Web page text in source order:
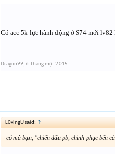
Có acc 5k lực hành động ở S74 mới
Dragon99, 6 Tháng một 2015
L0vingU said: ↑
có mà bạn, "chiến đấu pb, chinh phục bến